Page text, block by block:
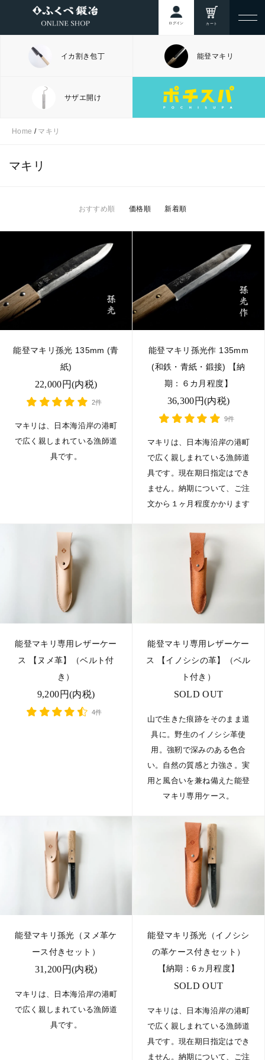
ログイン カート
イカ割き包丁 能登マキリ
サザエ開け
Home / マキリ
マキリ
おすすめ順 価格順 新着順
能登マキリ孫光 135mm (青
紙)
22,000円(内税)
2件
マキリは、日本海沿岸の港町
で広く親しまれている漁師道
具です。
能登マキリ孫光作 135mm
(和鉄・青紙・鍛接) 【納
期：６カ月程度】
36,300円(内税)
9件
マキリは、日本海沿岸の港町
で広く親しまれている漁師道
具です。現在期日指定はでき
ません。納期について、ご注
文から１ヶ月程度かかります
能登マキリ専用レザーケー
ス 【ヌメ革】（ベルト付
き）
9,200円(内税)
4件
能登マキリ専用レザーケー
ス 【イノシシの革】（ベル
ト付き）
SOLD OUT
山で生きた痕跡をそのまま道
具に。野生のイノシシ革使
用。強靭で深みのある色合
い。自然の質感と力強さ。実
用と風合いを兼ね備えた能登
マキリ専用ケース。
能登マキリ孫光（ヌメ革ケ
ース付きセット）
31,200円(内税)
マキリは、日本海沿岸の港町
で広く親しまれている漁師道
具です。
能登マキリ孫光（イノシシ
の革ケース付きセット）
【納期：6ヵ月程度】
SOLD OUT
マキリは、日本海沿岸の港町
で広く親しまれている漁師道
具です。現在期日指定はでき
ません。納期について、ご注